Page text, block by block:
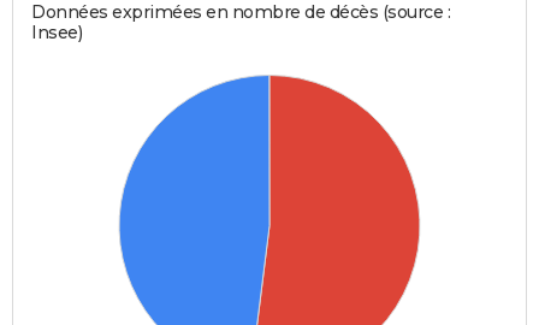
Données exprimées en nombre de décès (source :
Insee)